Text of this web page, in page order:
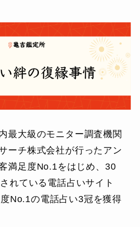
最大級のモニター調査機関
ーチ株式会社が行ったアン
満足度No.1をはじめ、30
れている電話占いサイト
No.1の電話占い3冠を獲得